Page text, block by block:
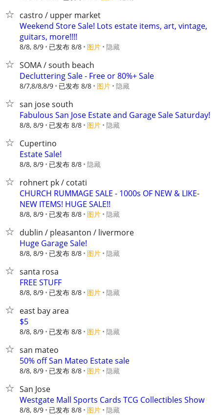
castro / upper market
Weekend Store Sale! Lots estate items, art, vintage,
guitars, more!!!!
8/8, 8/9 已发布 8/8 图片 隐藏
SOMA / south beach
Decluttering Sale - Free or 80%+ Sale
8/7,8/8,8/9 已发布 8/8 图片 隐藏
san jose south
Fabulous San Jose Estate and Garage Sale Saturday!
8/8, 8/9 已发布 8/8 图片 隐藏
Cupertino
Estate Sale!
8/8, 8/9 已发布 8/8 隐藏
rohnert pk / cotati
CHURCH RUMMAGE SALE - 1000s OF NEW & LIKE-
NEW ITEMS! HUGE SALE!!
8/8, 8/9 已发布 8/8 图片 隐藏
dublin / pleasanton / livermore
Huge Garage Sale!
8/8, 8/9 已发布 8/8 图片 隐藏
santa rosa
FREE STUFF
8/8, 8/9 已发布 8/8 图片 隐藏
east bay area
$5
8/8, 8/9 已发布 8/8 图片 隐藏
san mateo
50% off San Mateo Estate sale
8/8, 8/9 已发布 8/8 图片 隐藏
San Jose
Westgate Mall Sports Cards TCG Collectibles Show
8/8, 8/9 已发布 8/8 图片 隐藏